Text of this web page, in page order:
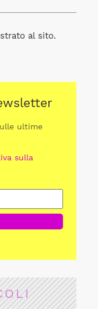
al sito.
ultime
sulla